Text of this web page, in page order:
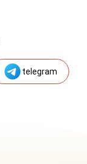
telegram